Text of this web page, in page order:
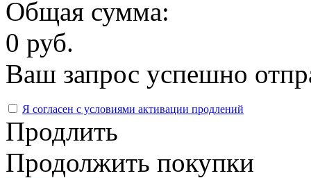
Общая сумма:
0 руб.
Ваш запрос успешно
Я согласен с условиями активации продлений
Продлить
Продолжить покупки